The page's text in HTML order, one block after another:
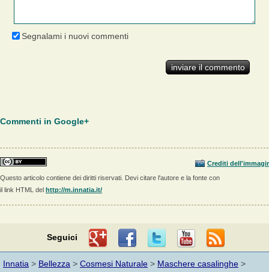
Segnalami i nuovi commenti
Commenti in Google+
Crediti
Questo articolo contiene dei diritti riservati. Devi citare l'autore e la fonte con
il link HTML del http://m.innatia.it/
Seguici
Innatia > Bellezza > Cosmesi Naturale > Maschere casalinghe >